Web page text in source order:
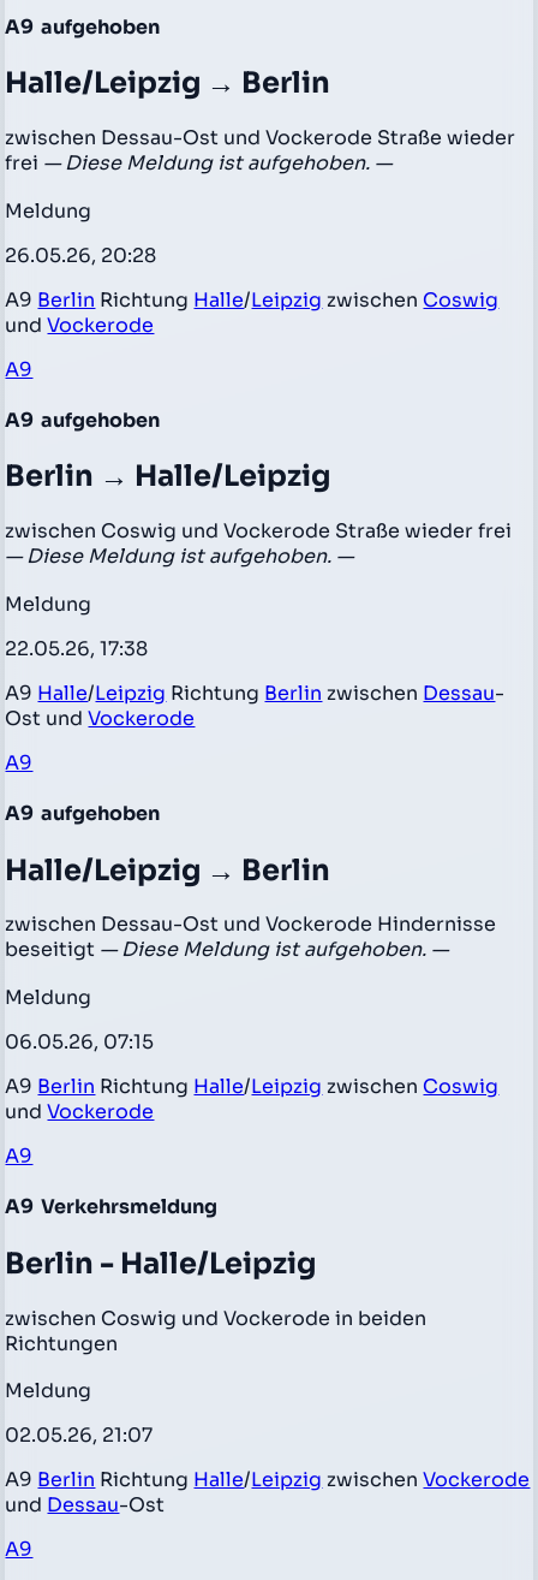
A9 aufgehoben
Halle/Leipzig → Berlin
zwischen Dessau-Ost und Vockerode Straße wieder
frei — Diese Meldung ist aufgehoben. —
Meldung
26.05.26, 20:28
A9 Berlin Richtung Halle/Leipzig zwischen Coswig
undVockerode
A9
A9 aufgehoben
Berlin → Halle/Leipzig
zwischen Coswig und Vockerode Straße wieder frei
— Diese Meldung ist aufgehoben. —
Meldung
22.05.26, 17:38
A9 Halle/Leipzig Richtung Berlin zwischen Dessau-
Ost undVockerode
A9
A9 aufgehoben
Halle/Leipzig → Berlin
zwischen Dessau-Ost und Vockerode Hindernisse
beseitigt — Diese Meldung ist aufgehoben. —
Meldung
06.05.26, 07:15
A9 Berlin Richtung Halle/Leipzig zwischen Coswig
undVockerode
A9
A9 Verkehrsmeldung
Berlin - Halle/Leipzig
zwischen Coswig und Vockerode in beiden
Richtungen
Meldung
02.05.26, 21:07
A9 Berlin Richtung Halle/Leipzig zwischenVockerode
und Dessau-Ost
A9